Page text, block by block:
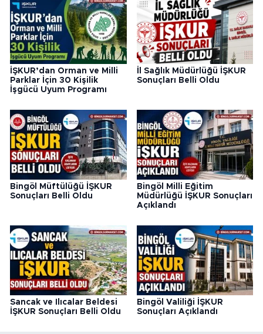
İŞKUR’dan Orman ve Milli
Parklar İçin 30 Kişilik
İşgücü Uyum Programı
İl Sağlık Müdürlüğü İŞKUR
Sonuçları Belli Oldu
Bingöl Müftülüğü İŞKUR
Sonuçları Belli Oldu
Bingöl Milli Eğitim
Müdürlüğü İŞKUR Sonuçları
Açıklandı
Sancak ve Ilıcalar Beldesi
İŞKUR Sonuçları Belli Oldu
Bingöl Valiliği İŞKUR
Sonuçları Açıklandı